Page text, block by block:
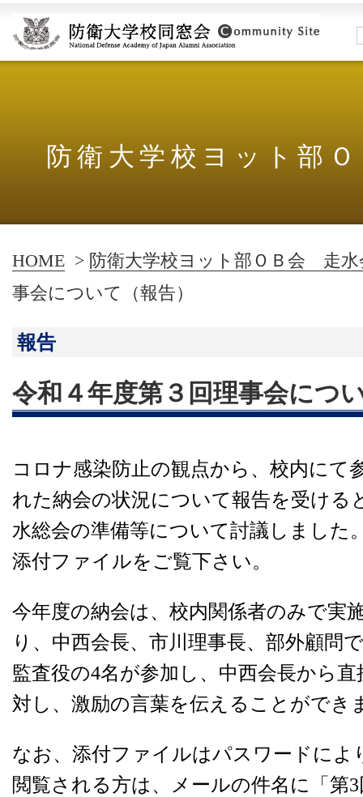
防衛大学校ヨット部
HOME > 防衛大学校ヨット部ＯＢ会 走水
事会について（報告）
報告
令和４年度第３回理事会につ
コロナ感染防止の観点から、校内にて
れた納会の状況について報告を受ける
水総会の準備等について討議しました
添付ファイルをご覧下さい。
今年度の納会は、校内関係者のみで実
り、中西会長、市川理事長、部外顧問
監査役の4名が参加し、中西会長から
対し、激励の言葉を伝えることができ
なお、添付ファイルはパスワードによ
閲覧される方は、メールの件名に「第